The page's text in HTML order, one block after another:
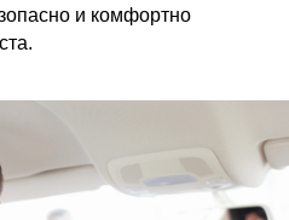
и комфортно